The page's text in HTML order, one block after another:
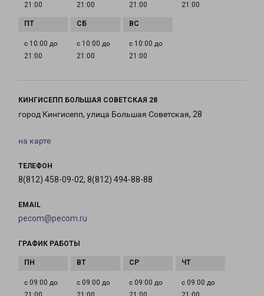
21:00
21:00
21:00
21:00
с 10:00 до
21:00
с 10:00 до
21:00
с 10:00 до
21:00
КИНГИСЕПП БОЛЬШАЯ СОВЕТСКАЯ 28
город Кингисепп, улица Большая Советская, 28
на карте
ТЕЛЕФОН
8(812) 458-09-02, 8(812) 494-88-88
EMAIL
pecom@pecom.ru
ГРАФИК РАБОТЫ
с 09:00 до
с 09:00 до
с 09:00 до
с 09:00 до